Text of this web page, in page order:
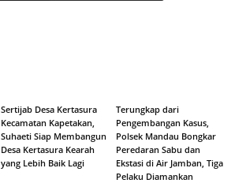
Sertijab Desa Kertasura
Kecamatan Kapetakan,
Suhaeti Siap Membangun
Desa Kertasura Kearah
yang Lebih Baik Lagi
Terungkap dari
Pengembangan Kasus,
Polsek Mandau Bongkar
Peredaran Sabu dan
Ekstasi di Air Jamban, Tiga
Pelaku Diamankan